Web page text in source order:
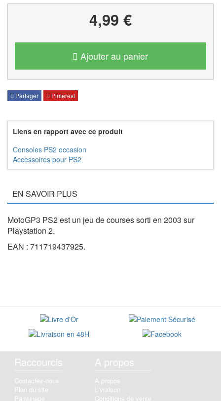
4,99 €
Ajouter au panier
Partager Pinterest
Liens en rapport avec ce produit
Consoles PS2 occasion
Accessoires pour PS2
EN SAVOIR PLUS
MotoGP3 PS2 est un jeu de courses sorti en 2003 sur
Playstation 2.
EAN : 711719437925.
Raccourcis
Contactez-nous
Plan du site
Parrainage
A propos
A propos
Livraison
Conditions de vente